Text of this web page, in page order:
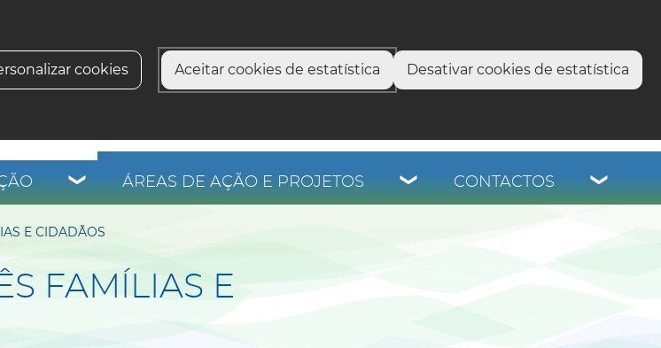
cookies Aceitar cookies de estatística Desativar cookies de estatística
ÁREAS DE AÇÃO E PROJETOS CONTACTOS
E CIDADÃOS
FAMÍLIAS E